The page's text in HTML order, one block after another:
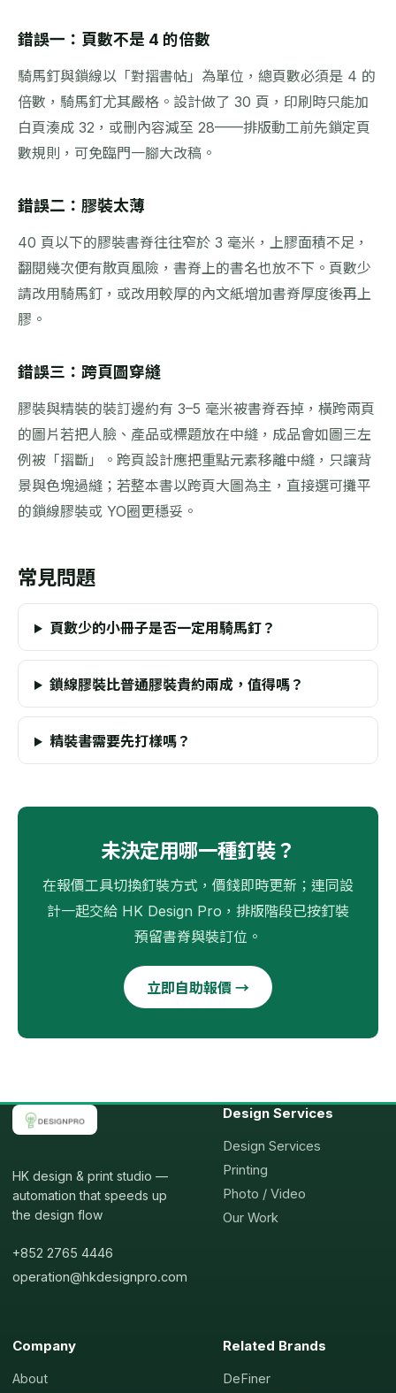
錯誤一：頁數不是 4 的倍數
騎馬釘與鎖線以「對摺書帖」為單位，總頁數必須是 4 的
倍數，騎馬釘尤其嚴格。設計做了 30 頁，印刷時只能加
白頁湊成 32，或刪內容減至 28——排版動工前先鎖定頁
數規則，可免臨門一腳大改稿。
錯誤二：膠裝太薄
40 頁以下的膠裝書脊往往窄於 3 毫米，上膠面積不足，
翻閱幾次便有散頁風險，書脊上的書名也放不下。頁數少
請改用騎馬釘，或改用較厚的內文紙增加書脊厚度後再上
膠。
錯誤三：跨頁圖穿縫
膠裝與精裝的裝訂邊約有 3–5 毫米被書脊吞掉，橫跨兩頁
的圖片若把人臉、產品或標題放在中縫，成品會如圖三左
例被「摺斷」。跨頁設計應把重點元素移離中縫，只讓背
景與色塊過縫；若整本書以跨頁大圖為主，直接選可攤平
的鎖線膠裝或 YO圈更穩妥。
常見問題
頁數少的小冊子是否一定用騎馬釘？
鎖線膠裝比普通膠裝貴約兩成，值得嗎？
精裝書需要先打樣嗎？
未決定用哪一種釘裝？
在報價工具切換釘裝方式，價錢即時更新；連同設
計一起交給 HK Design Pro，排版階段已按釘裝
預留書脊與裝訂位。
立即自助報價 →
HK design & print studio —
automation that speeds up
the design flow
+852 2765 4446
operation@hkdesignpro.com
Design Services
Design Services
Printing
Photo / Video
Our Work
Company
About
Related Brands
DeFiner